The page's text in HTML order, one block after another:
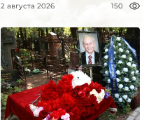
2 августа 2026 150